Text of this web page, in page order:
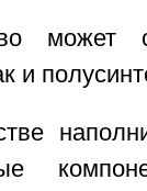
может
и